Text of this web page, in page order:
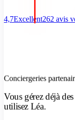
4,7Excellent262 avis
Conciergeries
Vous gérez déjà
utilisez Léa.